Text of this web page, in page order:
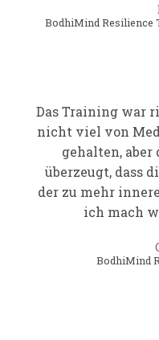
BodhiMind Resilience
Das Training war
nicht viel von
gehalten,
überzeugt, dass
der zu mehr
ich mach
BodhiMind